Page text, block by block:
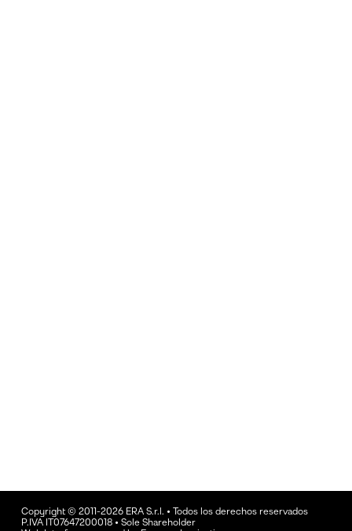
Copyright © 2011-2026 ERA S.r.l. • Todos los derechos reservados
P.IVA IT07647200018 • Sole Shareholder